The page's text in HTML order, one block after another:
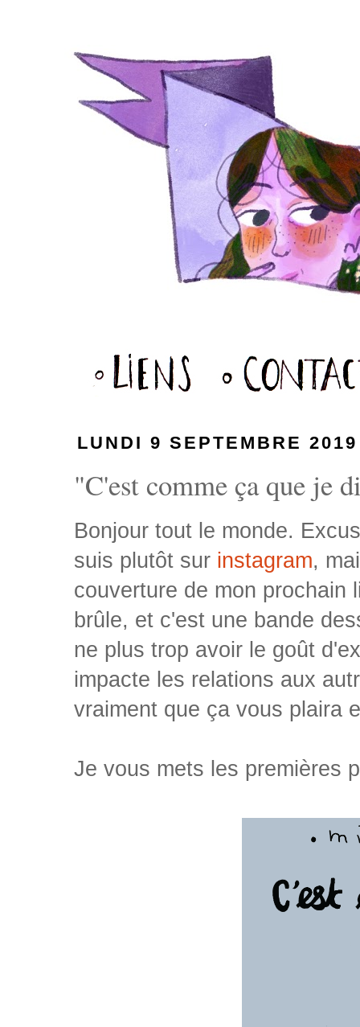
LUNDI 9 SEPTEMBRE 2019
"C'est comme ça que je
Bonjour tout le monde.
suis plutôt sur instagram,
couverture de mon prochain
brûle, et c'est une bande
ne plus trop avoir le goût
impacte les relations aux
vraiment que ça vous plaira
Je vous mets les premières